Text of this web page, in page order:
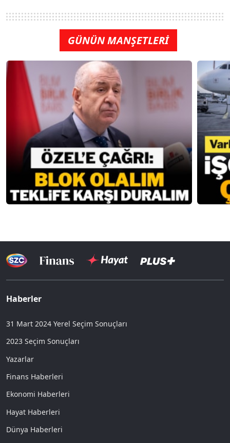
GÜNÜN MANŞETLERİ
Haberler
31 Mart 2024 Yerel Seçim Sonuçları
2023 Seçim Sonuçları
Yazarlar
Finans Haberleri
Ekonomi Haberleri
Hayat Haberleri
Dünya Haberleri